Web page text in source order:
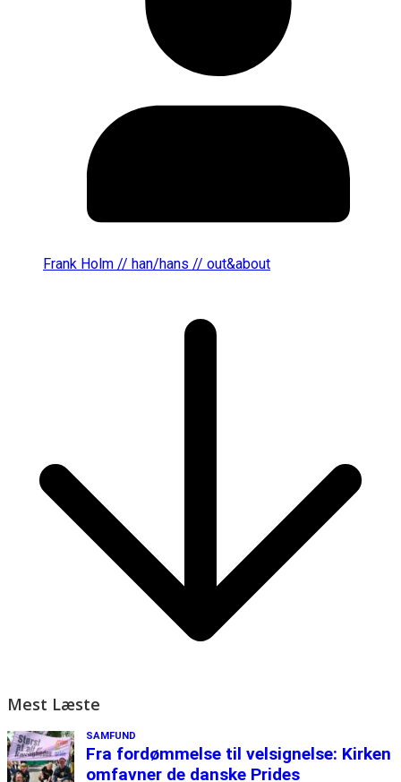
Frank Holm // han/hans // out&about
Mest Læste
SAMFUND
Fra fordømmelse til velsignelse: Kirken
omfavner de danske Prides